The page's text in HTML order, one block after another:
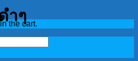
the cart.
ำๆ